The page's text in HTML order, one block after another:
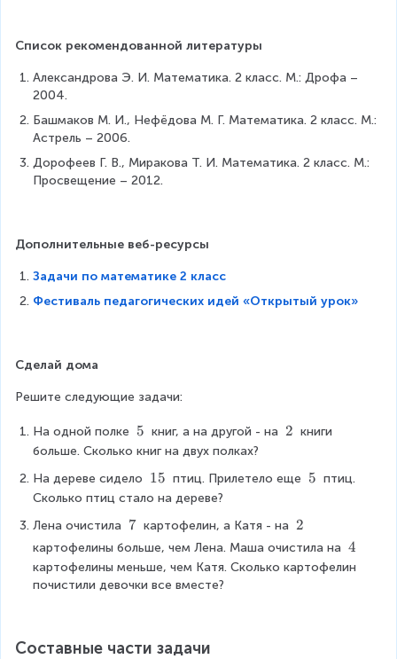
Список рекомендованной литературы
Александрова Э. И. Математика. 2 класс. М.: Дрофа –
2004.
Башмаков М. И., Нефёдова М. Г. Математика. 2 класс. М.:
Астрель – 2006.
Дорофеев Г. В., Миракова Т. И. Математика. 2 класс. М.:
Просвещение – 2012.
Дополнительные веб-ресурсы
Задачи по математике 2 класс
Фестиваль педагогических идей «Открытый урок»
Сделай дома
Решите следующие задачи:
На одной полке \
\
5 книг, а на другой - на \
2 книги
больше. Сколько книг на двух полках?
На дереве сидело \
\
5
15 птиц. Прилетело еще \
5 птиц.
Сколько птиц стало на дереве?
Лена очистила \
\
7 картофелин, а Катя - на \
\
2
картофелины больше, чем Лена. Маша очистила на \
\
4
картофелины меньше, чем Катя. Сколько картофелин
почистили девочки все вместе?
Составные части задачи